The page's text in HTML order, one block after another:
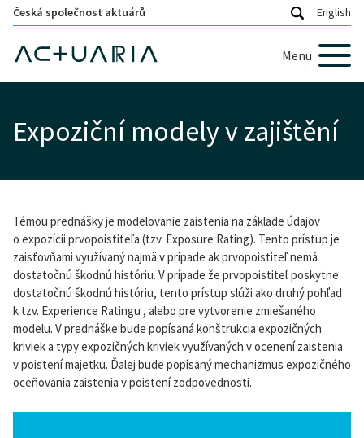
Česká společnost aktuárů English
Menu
Expoziční modely v zajištění
Témou prednášky je modelovanie zaistenia na základe údajov
o expozícii prvopoistiteľa (tzv. Exposure Rating). Tento prístup je
zaisťovňami využívaný najmä v prípade ak prvopoistiteľ nemá
dostatočnú škodnú históriu. V prípade že prvopoistiteľ poskytne
dostatočnú škodnú históriu, tento prístup slúži ako druhý pohľad
k tzv. Experience Ratingu , alebo pre vytvorenie zmiešaného
modelu. V prednáške bude popísaná konštrukcia expozičných
kriviek a typy expozičných kriviek využívaných v ocenení zaistenia
v poistení majetku. Ďalej bude popísaný mechanizmus expozičného
oceňovania zaistenia v poistení zodpovednosti.